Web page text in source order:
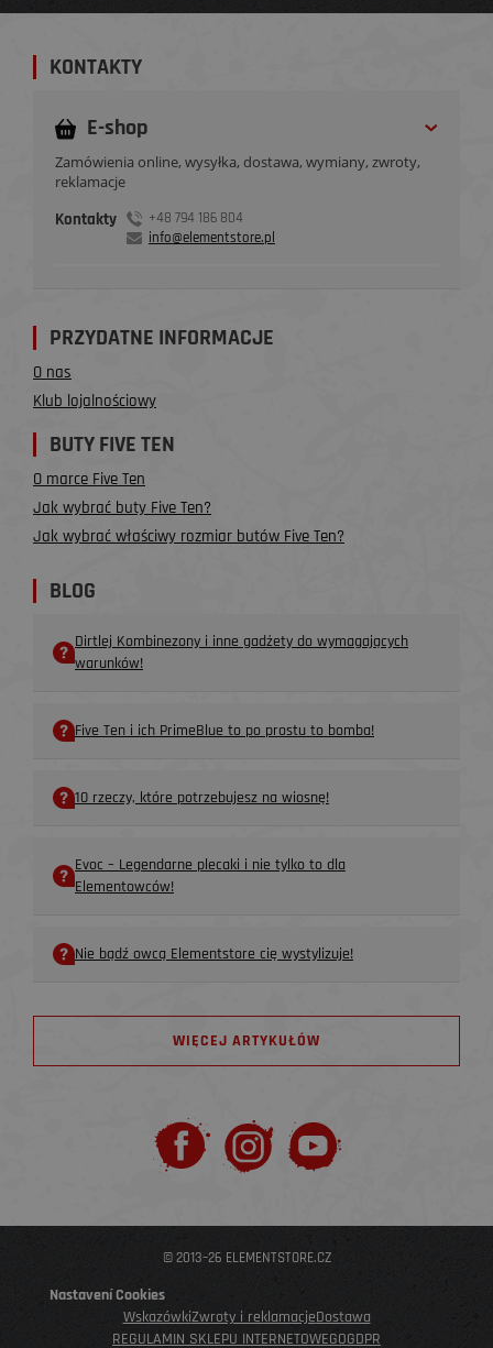
KONTAKTY
E-shop
Zamówienia online, wysyłka, dostawa, wymiany, zwroty,
reklamacje
Kontakty
+48 794 186 804
info@elementstore.pl
PRZYDATNE INFORMACJE
O nas
Klub lojalnościowy
BUTY FIVE TEN
O marce Five Ten
Jak wybrać buty Five Ten?
Jak wybrać właściwy rozmiar butów Five Ten?
BLOG
Dirtlej Kombinezony i inne gadżety do wymagających
warunków!
Five Ten i ich PrimeBlue to po prostu to bomba!
10 rzeczy, które potrzebujesz na wiosnę!
Evoc – Legendarne plecaki i nie tylko to dla
Elementowców!
Nie bądź owcą Elementstore cię wystylizuje!
WIĘCEJ ARTYKUŁÓW
© 2013–26 ELEMENTSTORE.CZ
Nastavení Cookies
WskazówkiZwroty i reklamacjeDostawa
REGULAMIN SKLEPU INTERNETOWEGOGDPR